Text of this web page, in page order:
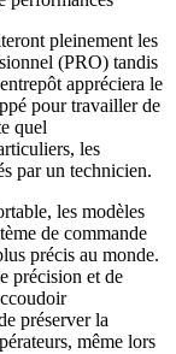
pleinement les
(PRO) tandis
appréciera le
pour travailler de
quel
les
par un technicien.
les modèles
de commande
précis au monde.
précision et de
préserver la
même lors